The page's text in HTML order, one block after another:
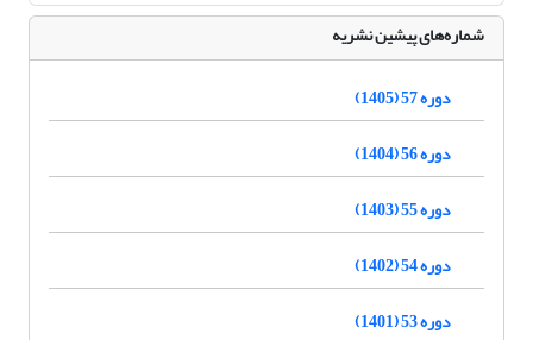
شماره‌های پیشین نشریه
دوره 57 (1405)
دوره 56 (1404)
دوره 55 (1403)
دوره 54 (1402)
دوره 53 (1401)